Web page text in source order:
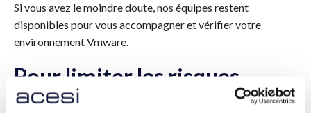
Si vous avez le moindre doute, nos équipes restent
disponibles pour vous accompagner et vérifier votre
environnement Vmware.
Pour limiter les risques,
pensez à la formation !